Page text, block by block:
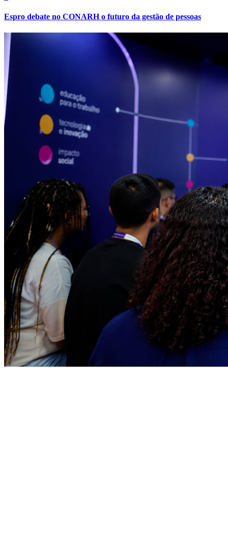
Athletico-PR
Espro debate no CONARH o futuro da gestão de pessoas